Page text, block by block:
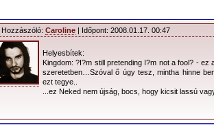
Hozzászóló: Caroline | Időpont: 2008.01.17. 00:47
Helyesbítek:
Kingdom: ?I?m still pretending I?m not a fool? -
szeretetben…Szóval ő úgy tesz, mintha hinne
ezt tegye..
...ez Neked nem újság, bocs, hogy kicsit lassú